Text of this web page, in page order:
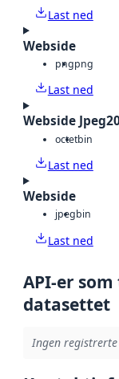
Last ned
Webside
pngpng
Last ned
Webside
octetbin
Last ned
Webside
jpegbin
Last ned
API-er
datasettet
Ingen